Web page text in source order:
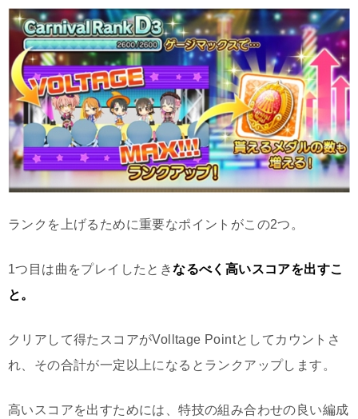
ランクを上げるために重要なポイントがこの2つ。
1つ目は曲をプレイしたときなるべく高いスコアを出すこ
と。
クリアして得たスコアがVolltage Pointとしてカウントさ
れ、その合計が一定以上になるとランクアップします。
高いスコアを出すためには、特技の組み合わせの良い編成